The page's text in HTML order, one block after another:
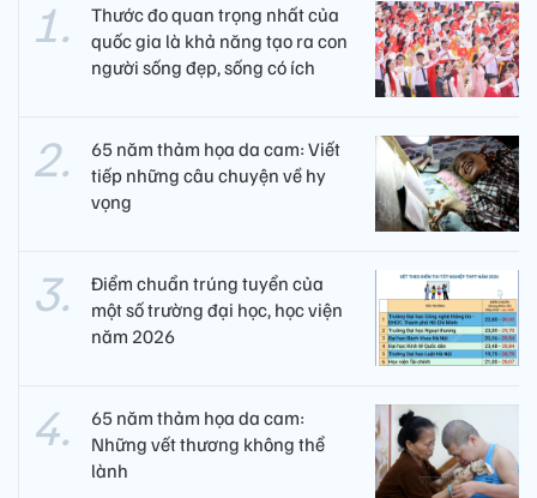
Thước đo quan trọng nhất của
quốc gia là khả năng tạo ra con
người sống đẹp, sống có ích
65 năm thảm họa da cam: Viết
tiếp những câu chuyện về hy
vọng
Điểm chuẩn trúng tuyển của
một số trường đại học, học viện
năm 2026
65 năm thảm họa da cam:
Những vết thương không thể
lành